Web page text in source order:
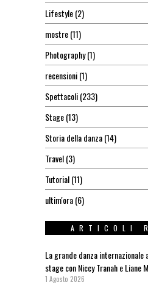
Lifestyle(2)
mostre(11)
Photography(1)
recensioni(1)
Spettacoli(233)
Stage(13)
Storia della danza(14)
Travel(3)
Tutorial(11)
ultim'ora(6)
ARTICOLI
La grande danza internazionale
stage con Niccy Tranah e Liane
1 Agosto 2026